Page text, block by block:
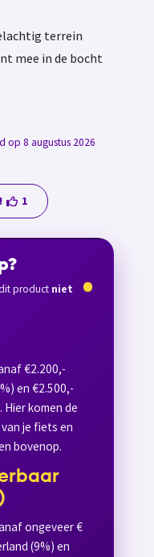
terrein
mee in de bocht
op 8 augustus 2026
1
product niet
€2.200,-
en €2.500,-
komen de
je fiets en
bovenop.
ongeveer €
(9%) en